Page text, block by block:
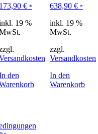
173,90 € *
19 %
den
638,90 € *
inkl. 19 %
MwSt.
zzgl.
Versandkosten
In den
Warenkorb